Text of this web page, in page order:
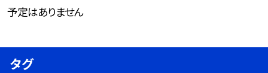
予定はありません
タグ